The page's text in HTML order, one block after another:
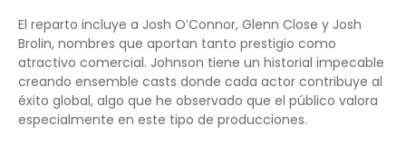
El reparto incluye a Josh O’Connor, Glenn Close y Josh
Brolin, nombres que aportan tanto prestigio como
atractivo comercial. Johnson tiene un historial impecable
creando ensemble casts donde cada actor contribuye al
éxito global, algo que he observado que el público valora
especialmente en este tipo de producciones.